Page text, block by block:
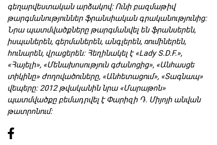
գեղարվեստական արձակով։ Ունի բազմաթիվ
թարգմանություններ ֆրանսիական գրականությունից։
Նրա պատմվածքները թարգմանվել են ֆրանսերեն,
իսպաներեն, գերմաներեն, անգլերեն, ռումիներեն,
հունարեն, վրացերեն։ Հեղինակել է «Lady S.D.F.»,
«Հայելի», «Մենախոսություն գժանոցից», «Անհասցե
տիկինը» ժողովածուները, «Անհետացում», «Տագնապ»
վեպերը։ 2012 թվականին նրա «Մարաթոն»
պատմվածքը բեմադրվել է Փարիզի Դ. Միյոյի անվան
թատրոնում։